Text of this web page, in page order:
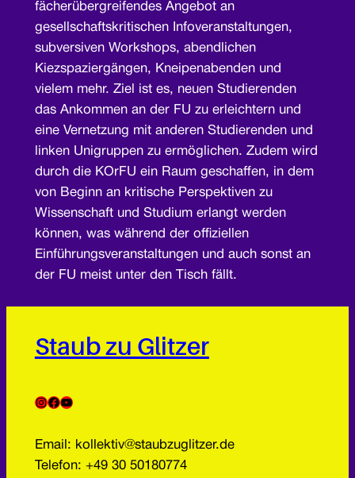
fächerübergreifendes Angebot an
gesellschaftskritischen Infoveranstaltungen,
subversiven Workshops, abendlichen
Kiezspaziergängen, Kneipenabenden und
vielem mehr. Ziel ist es, neuen Studierenden
das Ankommen an der FU zu erleichtern und
eine Vernetzung mit anderen Studierenden und
linken Unigruppen zu ermöglichen. Zudem wird
durch die KOrFU ein Raum geschaffen, in dem
von Beginn an kritische Perspektiven zu
Wissenschaft und Studium erlangt werden
können, was während der offiziellen
Einführungsveranstaltungen und auch sonst an
der FU meist unter den Tisch fällt.
Staub zu Glitzer
InstagramFacebook YouTube
Email: kollektiv@staubzuglitzer.de
Telefon: +49 30 50180774